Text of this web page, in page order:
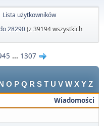
Lista użytkowników
28290(z 39194 wszystkich
... 1307
N O P Q R S T U V W X Y Z
Wiadomości